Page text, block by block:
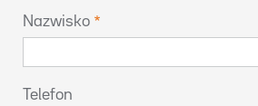
Nazwisko
Telefon